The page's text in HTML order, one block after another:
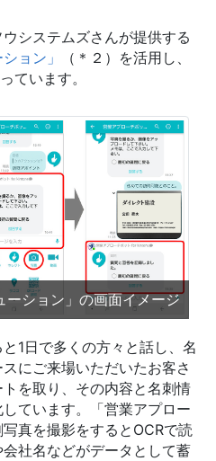
システムズさんが提供する
ョン」
（＊２）を活用し、
ています。
ーション」の画面イメージ
1日で多くの方々と話し、名
にご来場いただいたお客さ
を取り、その内容と名刺情
ています。「営業アプロー
真を撮影をするとOCRで読
社名などがデータとして蓄